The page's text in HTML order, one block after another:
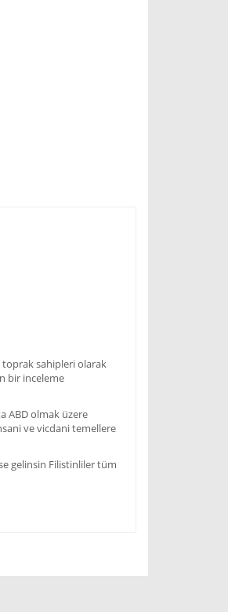
toprak sahipleri olarak
bir inceleme
ABD olmak üzere
ve vicdani temellere
gelinsin Filistinliler tüm